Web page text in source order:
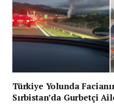
Türkiye Yolunda
Sırbistan’da Gurbetçi